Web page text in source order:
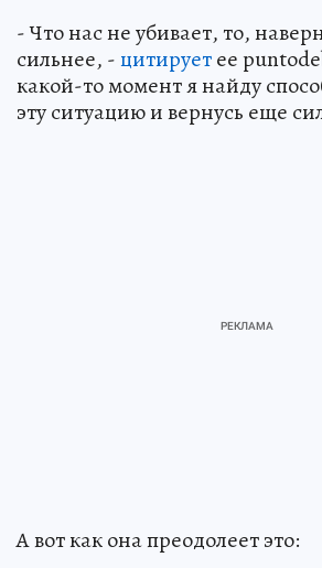
- Что нас не убивает, то,
сильнее, -цитируетее
какой-то момент я найду
эту ситуацию и вернусь еще
А вот как она преодолеет это: